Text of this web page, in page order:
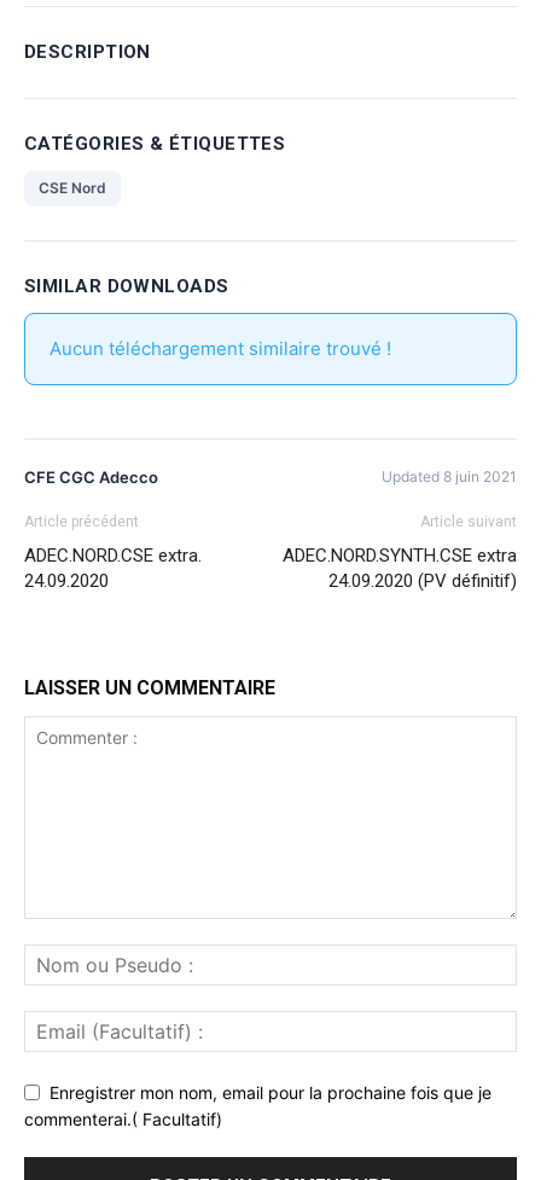
DESCRIPTION
CATÉGORIES & ÉTIQUETTES
CSE Nord
SIMILAR DOWNLOADS
Aucun téléchargement similaire trouvé !
CFE CGC Adecco Updated 8 juin 2021
Article précédent
ADEC.NORD.CSE extra.
24.09.2020
Article suivant
ADEC.NORD.SYNTH.CSE extra
24.09.2020 (PV définitif)
LAISSER UN COMMENTAIRE
Enregistrer mon nom, email pour la prochaine fois que je
commenterai.( Facultatif)